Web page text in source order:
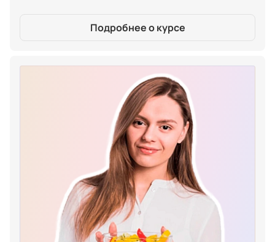
Подробнее о курсе